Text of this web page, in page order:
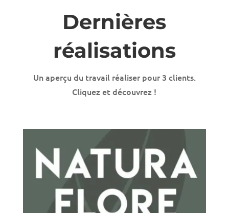
Dernières
réalisations
Un aperçu du travail réaliser pour 3 clients.
Cliquez et découvrez !